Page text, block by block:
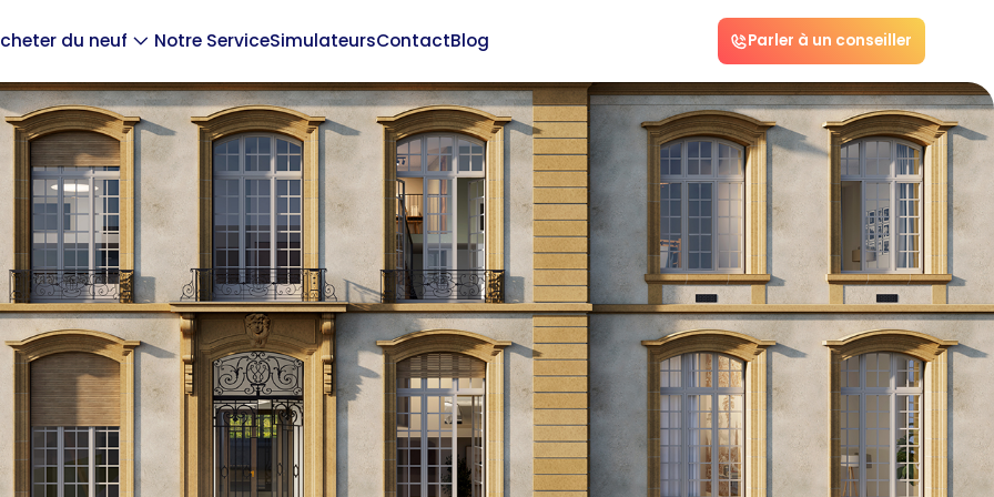
du neuf Notre ServiceSimulateursContactBlog Parler à un conseiller